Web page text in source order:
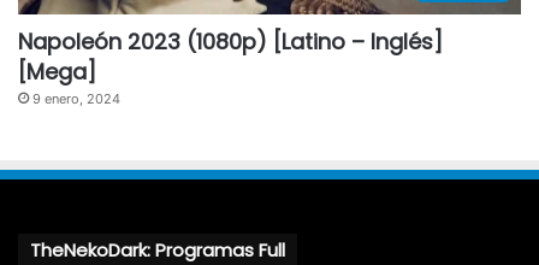
Napoleón 2023 (1080p) [Latino – Inglés]
[Mega]
9 enero, 2024
TheNekoDark: Programas Full